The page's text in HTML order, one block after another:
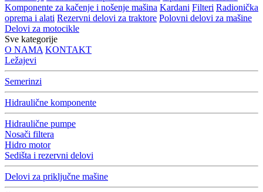
Komponente za kačenje i nošenje mašina Kardani Filteri Radionička
oprema i alati Rezervni delovi za traktore Polovni delovi za mašine
Delovi za motocikle
Sve kategorije
O NAMA KONTAKT
Ležajevi
Semerinzi
Hidraulične komponente
Hidraulične pumpe
Nosači filtera
Hidro motor
Sedišta i rezervni delovi
Delovi za priključne mašine